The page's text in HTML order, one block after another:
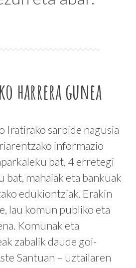
harrera gunea
Iratirako sarbide nagusia
informazio
bat, 4 erretegi
bat, mahaiak eta bankuak
edukiontziak. Erakin
lau komun publiko eta
Komunak eta
zabalik daude goi-
Santuan – uztailaren